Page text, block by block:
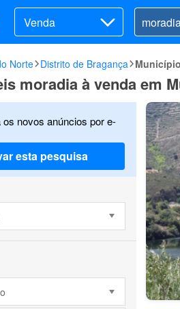
Venda
Norte Distrito de Bragança
moradia à venda em
os novos anúncios por e-
esta pesquisa